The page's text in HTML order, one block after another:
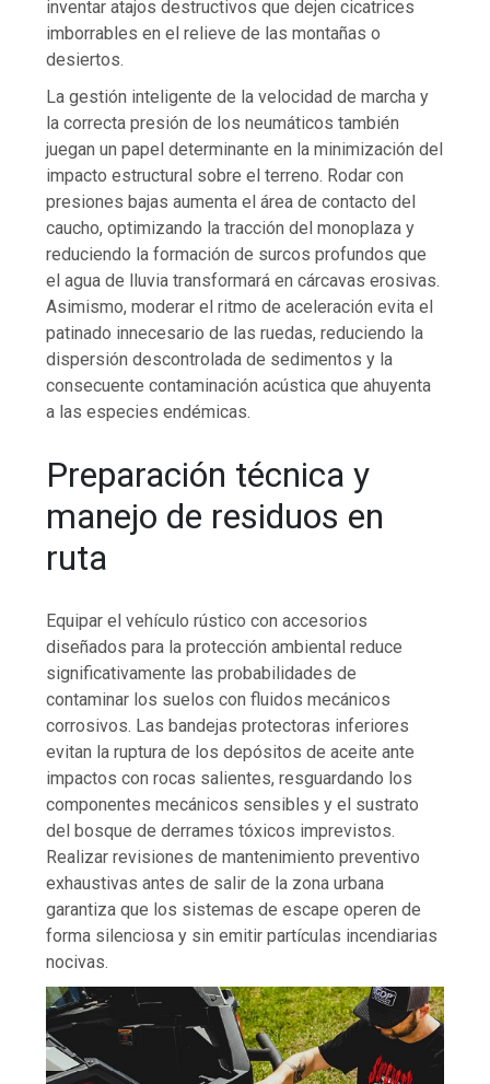
inventar atajos destructivos que dejen cicatrices
imborrables en el relieve de las montañas o
desiertos.
La gestión inteligente de la velocidad de marcha y
la correcta presión de los neumáticos también
juegan un papel determinante en la minimización del
impacto estructural sobre el terreno. Rodar con
presiones bajas aumenta el área de contacto del
caucho, optimizando la tracción del monoplaza y
reduciendo la formación de surcos profundos que
el agua de lluvia transformará en cárcavas erosivas.
Asimismo, moderar el ritmo de aceleración evita el
patinado innecesario de las ruedas, reduciendo la
dispersión descontrolada de sedimentos y la
consecuente contaminación acústica que ahuyenta
a las especies endémicas.
Preparación técnica y
manejo de residuos en
ruta
Equipar el vehículo rústico con accesorios
diseñados para la protección ambiental reduce
significativamente las probabilidades de
contaminar los suelos con fluidos mecánicos
corrosivos. Las bandejas protectoras inferiores
evitan la ruptura de los depósitos de aceite ante
impactos con rocas salientes, resguardando los
componentes mecánicos sensibles y el sustrato
del bosque de derrames tóxicos imprevistos.
Realizar revisiones de mantenimiento preventivo
exhaustivas antes de salir de la zona urbana
garantiza que los sistemas de escape operen de
forma silenciosa y sin emitir partículas incendiarias
nocivas.